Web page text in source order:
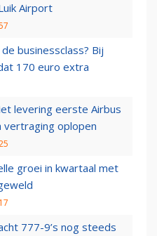
Airport
businessclass? Bij
170 euro extra
levering eerste Airbus
vertraging oplopen
groei in kwartaal met
777-9’s nog steeds